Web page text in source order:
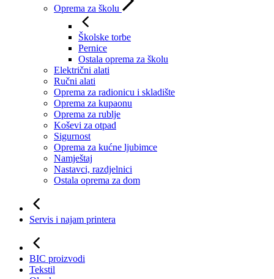
Oprema za školu
Školske torbe
Pernice
Ostala oprema za školu
Električni alati
Ručni alati
Oprema za radionicu i skladište
Oprema za kupaonu
Oprema za rublje
Koševi za otpad
Sigurnost
Oprema za kućne ljubimce
Namještaj
Nastavci, razdjelnici
Ostala oprema za dom
Servis i najam printera
BIC proizvodi
Tekstil